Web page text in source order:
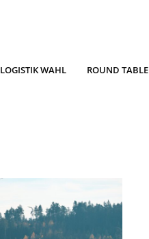
LOGISTIK WAHL ROUND TABLE